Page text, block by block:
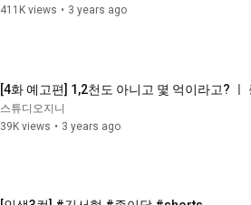
411K views • 3 years ago
[4화 예고편] 1,2천도 아니고 몇 억이라고? ㅣ
스튜디오지니
39K views • 3 years ago